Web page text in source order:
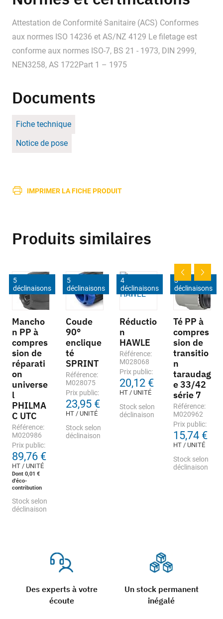
Attestation de Conformité Sanitaire (ACS) Conformes
aux normes ISO 14236 et AS/NZ 4129 Le filetage est
conforme aux normes ISO-7, BS 21 - 1973, DIN 2999,
NEN3258, AS 1722Part 1 – 1975
Documents
Fiche technique
Notice de pose
IMPRIMER LA FICHE PRODUIT
Des experts à votre
écoute
Un stock permanent
inégalé
Produits similaires
5
déclinaisons
Mancho
n PP à
compres
sion de
réparati
on
universe
l
PHILMA
C UTC
Référence:
M020986
Prix public:
89,76 €
HT / UNITÉ
Dont 0,01 €
d'éco-
contribution
Stock selon
déclinaison
5
déclinaisons
Coude
90°
enclique
té
SPRINT
Référence:
M028075
Prix public:
23,95 €
HT / UNITÉ
Stock selon
déclinaison
4
déclinaisons
Réductio
n
HAWLE
Référence:
M028068
Prix public:
20,12 €
HT / UNITÉ
Stock selon
déclinaison
3
déclinaisons
Té PP à
compres
sion de
transitio
n
taraudag
e 33/42
série 7
Référence:
M020962
Prix public:
15,74 €
HT / UNITÉ
Stock selon
déclinaison